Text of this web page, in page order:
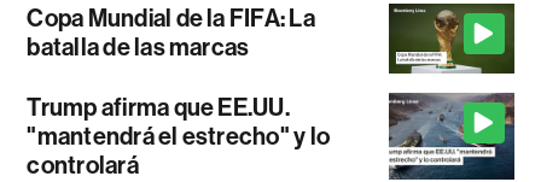
Copa Mundial de la FIFA: La
batalla de las marcas
Trump afirma que EE.UU.
"mantendrá el estrecho" y lo
controlará